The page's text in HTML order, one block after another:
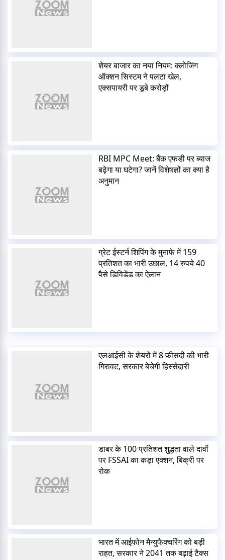
शेयर बाजार का नया नियम: क्लोजिंग
ऑक्शन सिस्टम ने पलटा खेल,
एक्सपायरी पर डूबे करोड़ों
RBI MPC Meet: बैंक एफडी पर ब्याज
बढ़ेगा या घटेगा? जानें विशेषज्ञों का क्या है
अनुमान
ग्रेट ईस्टर्न शिपिंग के मुनाफे में 159
प्रतिशत का भारी उछाल, 14 रुपये 40
पैसे डिविडेंड का ऐलान
एलआईसी के शेयरों में 8 फीसदी की भारी
गिरावट, सरकार बेचेगी हिस्सेदारी
डाबर के 100 प्रतिशत शुद्धता वाले दावों
पर FSSAI का कड़ा एक्शन, बिक्री पर
रोक
भारत में आईफोन मैन्युफैक्चरिंग को बड़ी
राहत, सरकार ने 2041 तक बढ़ाई टैक्स